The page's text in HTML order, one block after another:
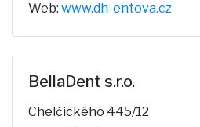
Web: www.dh-entova.cz
BellaDent s.r.o.
Chelčického 445/12